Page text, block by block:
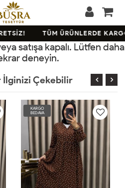
TÜM ÜRÜNLERDE
satışa kapalı. Lütfen daha
deneyin.
İlginizi Çekebilir
KARGO
BEDAVA